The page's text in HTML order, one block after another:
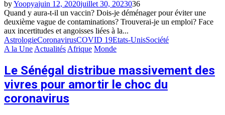
byYoopyajuin 12, 2020juillet 30, 2023036
Quand y aura-t-il un vaccin? Dois-je déménager pour éviter une
deuxième vague de contaminations? Trouverai-je un emploi? Face
aux incertitudes et angoisses liées à la...
AstrologieCoronavirusCOVID 19Etats-UnisSociété
A la UneActualitésAfrique Monde
Le Sénégal distribue massivement des
vivres pour amortir le choc du
coronavirus